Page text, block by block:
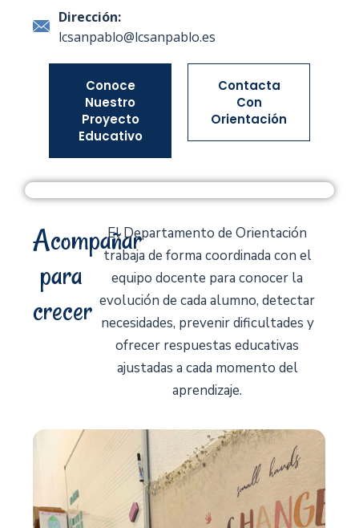
Dirección:
lcsanpablo@lcsanpablo.es
Conoce
Nuestro
Proyecto
Educativo
Contacta
Con
Orientación
Acompañar
para
crecer
El Departamento de Orientación
trabaja de forma coordinada con el
equipo docente para conocer la
evolución de cada alumno, detectar
necesidades, prevenir dificultades y
ofrecer respuestas educativas
ajustadas a cada momento del
aprendizaje.